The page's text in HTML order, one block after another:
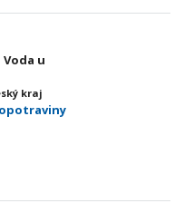
Voda u
kraj